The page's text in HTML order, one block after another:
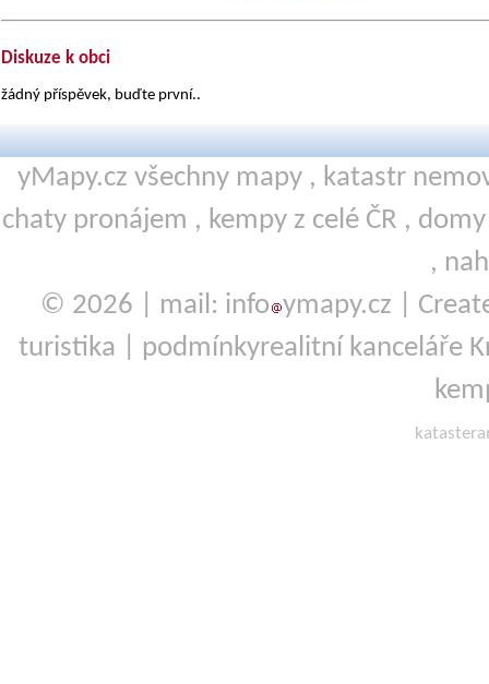
Diskuze k obci
žádný příspěvek, buďte první..
yMapy.cz všechny mapy , katastr
chaty pronájem , kempy z celé ČR ,
,
© 2026 | mail: info ymapy.cz |
turistika
podmínkyrealitní kanceláře